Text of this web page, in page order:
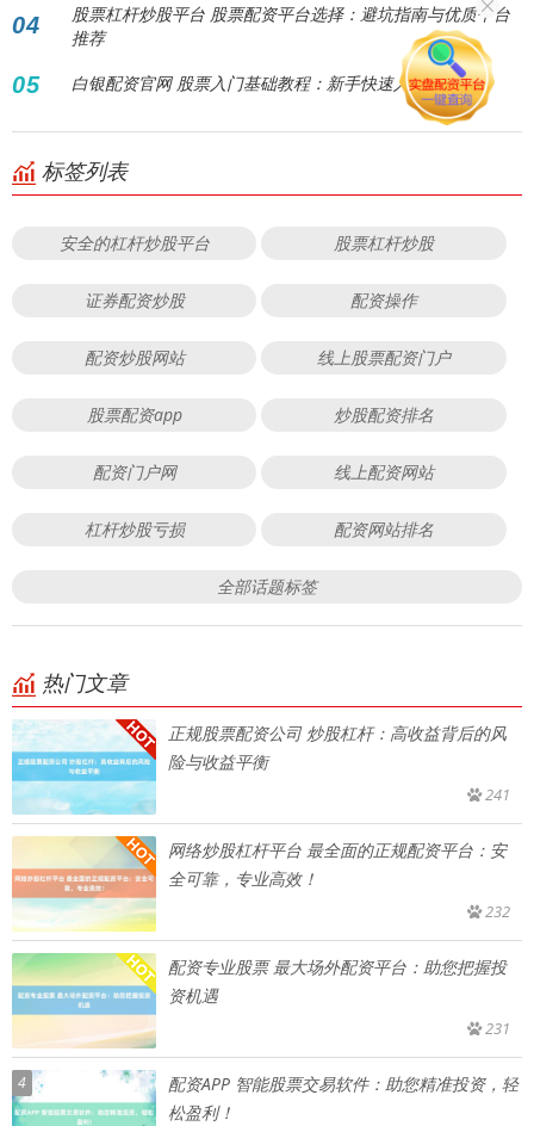
04
股票杠杆炒股平台 股票配资平台选择：避坑指南与优质平台
推荐
05 白银配资官网 股票入门基础教程：新手快速入门指南
标签列表
安全的杠杆炒股平台 股票杠杆炒股
证券配资炒股 配资操作
配资炒股网站 线上股票配资门户
股票配资app 炒股配资排名
配资门户网 线上配资网站
杠杆炒股亏损 配资网站排名
全部话题标签
热门文章
正规股票配资公司 炒股杠杆：高收益背后的风
险与收益平衡
241
网络炒股杠杆平台 最全面的正规配资平台：安
全可靠，专业高效！
232
配资专业股票 最大场外配资平台：助您把握投
资机遇
231
4
配资APP 智能股票交易软件：助您精准投资，轻
松盈利！